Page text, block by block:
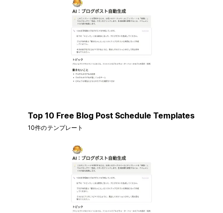
Top 10 Free Blog Post Schedule Templates
10件のテンプレート